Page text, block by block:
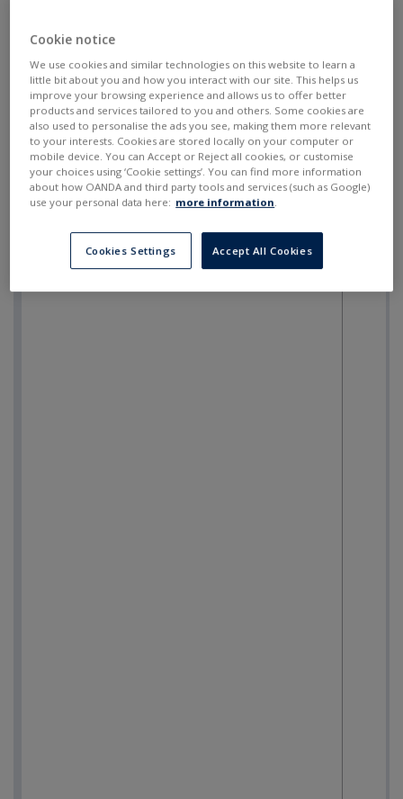
Cookie notice
We use cookies and similar technologies on this website to learn a
little bit about you and how you interact with our site. This helps us
improve your browsing experience and allows us to offer better
products and services tailored to you and others. Some cookies are
also used to personalise the ads you see, making them more relevant
to your interests. Cookies are stored locally on your computer or
mobile device. You can Accept or Reject all cookies, or customise
your choices using ‘Cookie settings’. You can find more information
about how OANDA and third party tools and services (such as Google)
use your personal data here: more information.
Cookies Settings Accept All Cookies